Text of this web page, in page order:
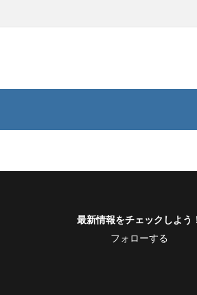
最新情報をチェックしよう
フォローする